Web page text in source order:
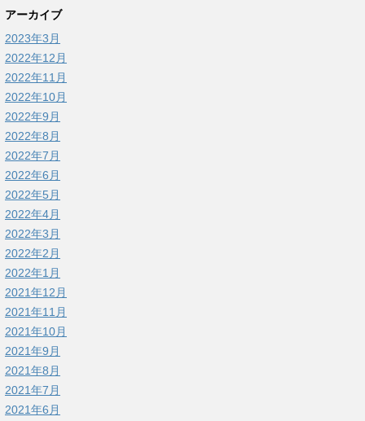
アーカイブ
2023年3月
2022年12月
2022年11月
2022年10月
2022年9月
2022年8月
2022年7月
2022年6月
2022年5月
2022年4月
2022年3月
2022年2月
2022年1月
2021年12月
2021年11月
2021年10月
2021年9月
2021年8月
2021年7月
2021年6月